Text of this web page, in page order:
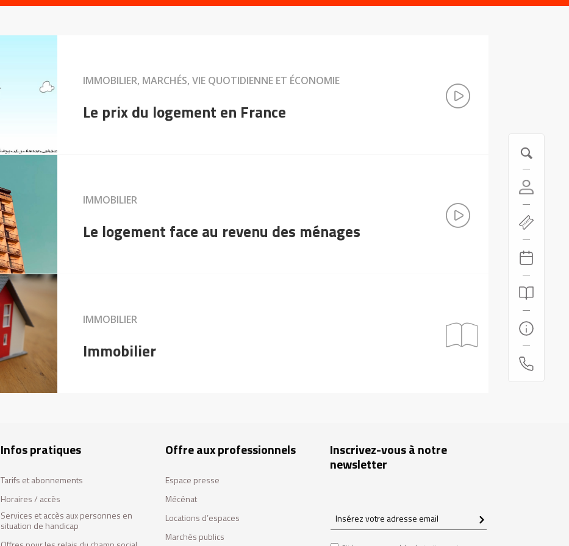
IMMOBILIER, MARCHÉS, VIE QUOTIDIENNE ET ÉCONOMIE
Le prix du logement en France
IMMOBILIER
Le logement face au revenu des ménages
IMMOBILIER
Immobilier
Infos pratiques
Tarifs et abonnements
Horaires / accès
Services et accès aux personnes en
situation de handicap
Offre aux professionnels
Espace presse
Mécénat
Locations d’espaces
Marchés publics
Inscrivez-vous à notre
newsletter
Insérez
votre